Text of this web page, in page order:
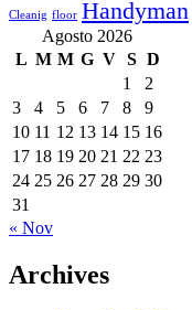
Cleanig floor Handyman
Agosto 2026
L M M G V S D
1
2
3
4 5 6 7 8
9
10 11 12 13 14 15 16
17 18 19 20 21 22 23
24 25 26 27 28 29 30
31
« Nov
Archives